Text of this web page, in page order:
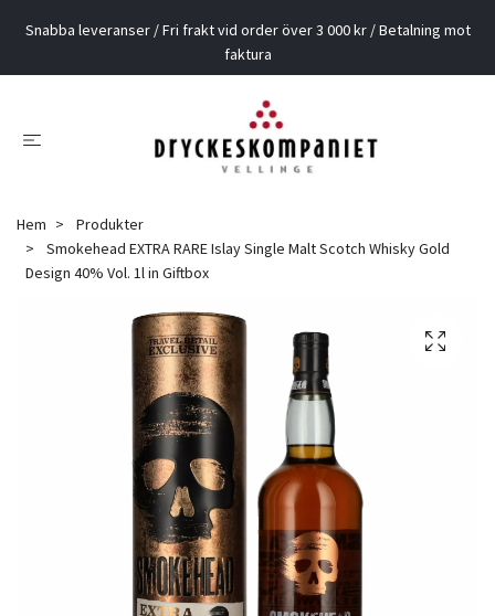
Snabba leveranser / Fri frakt vid order över 3 000 kr / Betalning mot
faktura
Hem
Produkter
Smokehead EXTRA RARE Islay Single Malt Scotch Whisky Gold
Design 40% Vol. 1l in Giftbox